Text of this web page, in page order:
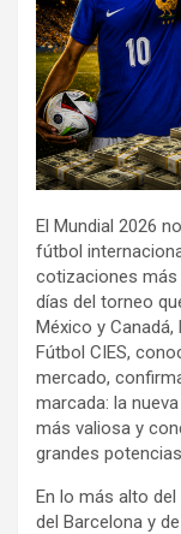
El Mundial 2026
fútbol
cotizaciones más
días del torneo
México y
Fútbol CIES,
mercado,
marcada: la
más valiosa y
grandes
En lo más alto del
del Barcelona y